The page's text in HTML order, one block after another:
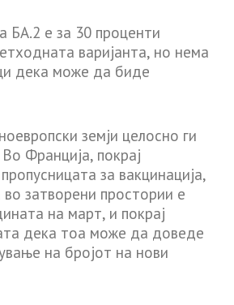
БА.2 е за 30 проценти
варијанта, но нема
дека може да биде
земји целосно ги
Франција, покрај
за вакцинација,
затворени простории е
на март, и покрај
дека тоа може да доведе
на бројот на нови